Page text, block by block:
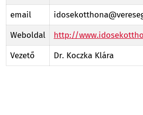
email
Weboldal
http://
Vezető
Dr. Koczka Klára